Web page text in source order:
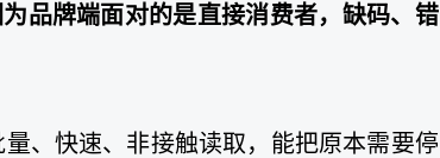
品牌端面对的是直接消费者，缺码、错
、快速、非接触读取，能把原本需要停